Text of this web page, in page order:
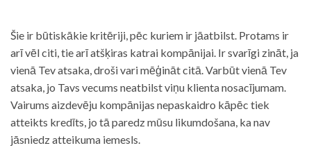
Šie ir būtiskākie kritēriji, pēc kuriem ir jāatbilst. Protams ir
arī vēl citi, tie arī atšķiras katrai kompānijai. Ir svarīgi zināt, ja
vienā Tev atsaka, droši vari mēģināt citā. Varbūt vienā Tev
atsaka, jo Tavs vecums neatbilst viņu klienta nosacījumam.
Vairums aizdevēju kompānijas nepaskaidro kāpēc tiek
atteikts kredīts, jo tā paredz mūsu likumdošana, ka nav
jāsniedz atteikuma iemesls.